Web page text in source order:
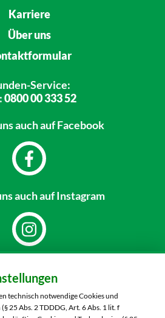
Karriere
Über uns
Service:
0800 00 333 52
auch auf Facebook
auch auf Instagram
Hof
Straße 49
95028 Hof
technisch notwendige Cookies und
25 Abs. 2 TDDDG, Art. 6 Abs. 1 lit. f